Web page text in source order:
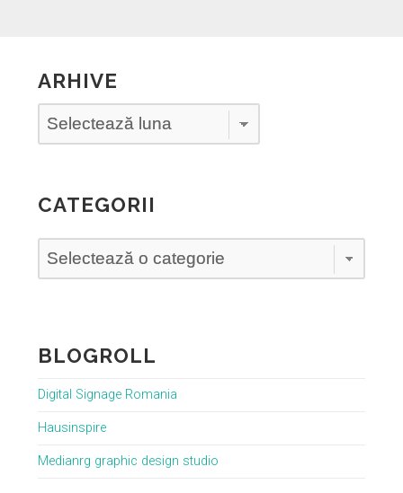
ARHIVE
CATEGORII
BLOGROLL
Digital Signage Romania
Hausinspire
Medianrg graphic design studio